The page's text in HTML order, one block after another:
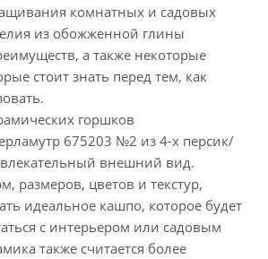
комнатных и садовых
из обожженной глины
а также некоторые
стоит знать перед тем, как
горшков
675203 №2 из 4-х персик/
внешний вид.
размеров, цветов и текстур,
идеальное кашпо, которое будет
с интерьером или садовым
также считается более